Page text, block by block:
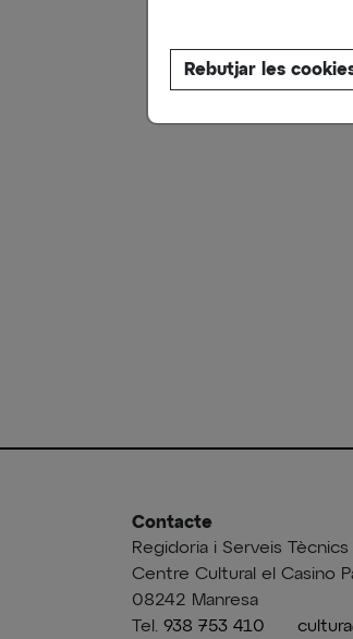
Rebutjar les
Contacte
Regidoria i Serveis
Centre Cultural el Casino
08242 Manresa
Tel. 938 753 410